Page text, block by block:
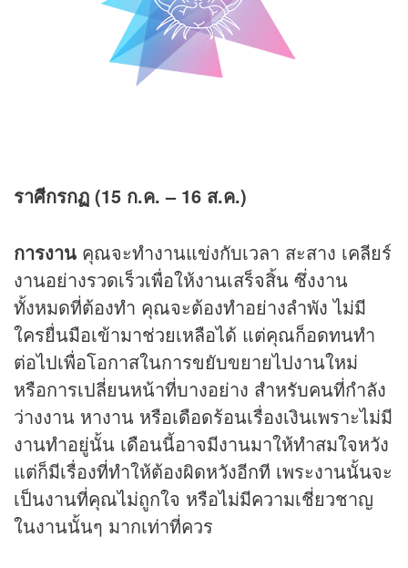
ราศีกรกฏ (15 ก.ค. – 16 ส.ค.)
การงาน คุณจะทำงานแข่งกับเวลา สะสาง เคลียร์
งานอย่างรวดเร็วเพื่อให้งานเสร็จสิ้น ซึ่งงาน
ทั้งหมดที่ต้องทำ คุณจะต้องทำอย่างลำพัง ไม่มี
ใครยื่นมือเข้ามาช่วยเหลือได้ แต่คุณก็อดทนทำ
ต่อไปเพื่อโอกาสในการขยับขยายไปงานใหม่
หรือการเปลี่ยนหน้าที่บางอย่าง สำหรับคนที่กำลัง
ว่างงาน หางาน หรือเดือดร้อนเรื่องเงินเพราะไม่มี
งานทำอยู่นั้น เดือนนี้อาจมีงานมาให้ทำสมใจหวัง
แต่ก็มีเรื่องที่ทำให้ต้องผิดหวังอีกที เพระงานนั้นจะ
เป็นงานที่คุณไม่ถูกใจ หรือไม่มีความเชี่ยวชาญ
ในงานนั้นๆ มากเท่าที่ควร